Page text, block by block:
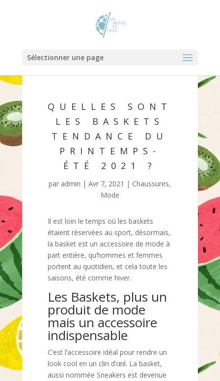
Sélectionner une page
QUELLES SONT
LES BASKETS
TENDANCE DU
PRINTEMPS-
ÉTÉ 2021 ?
par admin |Avr 7, 2021 | Chaussures,
Mode
Il est loin le temps où les baskets
étaient réservées au sport, désormais,
la basket est un accessoire de mode à
part entière, qu’hommes et femmes
portent au quotidien, et cela toute les
saisons, été comme hiver.
Les Baskets, plus un
produit de mode
mais un accessoire
indispensable
C’est l’accessoire idéal pour rendre un
look cool en un clin d’œil. La basket,
aussi nommée Sneakers est devenue